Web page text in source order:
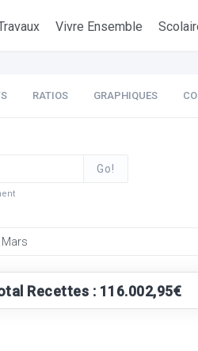
Vivre Ensemble
RATIOS GRAPHIQUES
Go!
Recettes : 116.002,95€